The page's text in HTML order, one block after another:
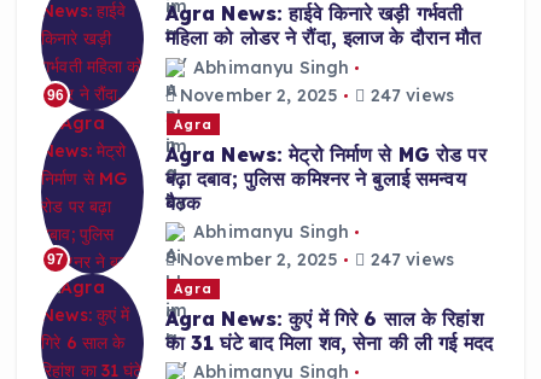
96
Agra News: हाईवे किनारे खड़ी गर्भवती
महिला को लोडर ने रौंदा, इलाज के दौरान मौत
Abhimanyu Singh
November 2, 2025
247 views
97
Agra
Agra News: मेट्रो निर्माण से MG रोड पर
बढ़ा दबाव; पुलिस कमिश्नर ने बुलाई समन्वय
बैठक
Abhimanyu Singh
November 2, 2025
247 views
Agra
Agra News: कुएं में गिरे 6 साल के रिहांश
का 31 घंटे बाद मिला शव, सेना की ली गई मदद
Abhimanyu Singh